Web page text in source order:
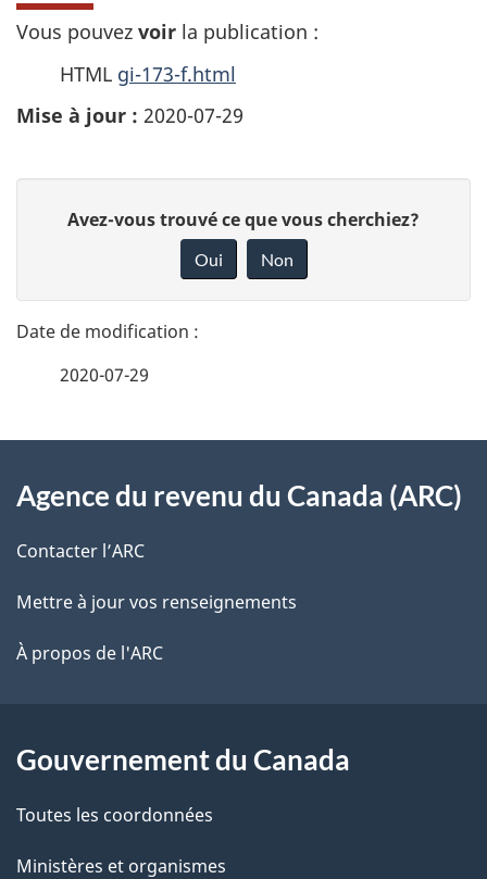
Vous pouvez voir la publication :
HTML gi-173-f.html
Mise à jour : 2020-07-29
t
a
l
s
l
a
a
g
e
n
o
t
r
e
é
t
a
t
i
Avez-vous trouvé ce que vous cherchiez?
Oui Non
2020-07-29
propos
de
ce
site
Agence du revenu du Canada (ARC)
Contacter l’ARC
Mettre à jour vos renseignements
À propos de l'ARC
Gouvernement du Canada
Toutes les coordonnées
Ministères et organismes